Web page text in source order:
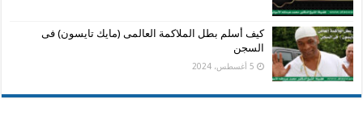
كيف أسلم بطل الملاكمة العالمى (مايك تايسون) فى
السجن
5 أغسطس، 2024